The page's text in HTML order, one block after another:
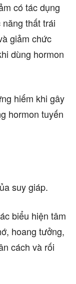
có tác dụng
thất trái
giảm chức
dùng hormon
hiếm khi gây
hormon tuyến
suy giáp.
biểu hiện tâm
hoang tưởng,
cách và rối